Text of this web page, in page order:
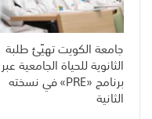
جامعة الكويت تهيّئ طلبة
الثانوية للحياة الجامعية عبر
برنامج «PRE» في نسخته
الثانية